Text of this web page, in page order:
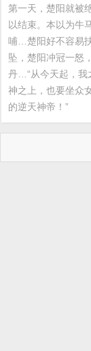
第一天，楚阳就被
以结束。本以为牛
哺…楚阳好不容易
坠，楚阳冲冠一怒
丹…“从今天起，我
神之上，也要坐众
的逆天神帝！”